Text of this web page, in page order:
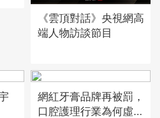
《雲頂對話》央視網高
端人物訪談節目
網紅牙膏品牌再被罰，
口腔護理行業為何虛...